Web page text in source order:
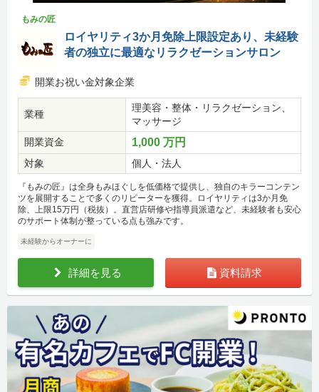
もみの匠
ロイヤリティ3か月免除上限設定あり、未経験
者の独立に最適なリラクゼーションサロン
開業お祝い金対象企業
業種
理美容・整体・リラクゼーション、
マッサージ
開業資金
1,000 万円
対象 個人・法人
『もみの匠』は全身もみほぐしを低価格で提供し、独自のキラーコンテン
ツを展開することで多くのリピーターを獲得。ロイヤリティは3か月免
除、上限15万円（税抜）。直営店研修や指導員派遣など、未経験者も安心
のサポート体制が整っている点も強みです。
未経験からオーナーに
詳細を見る 資料請求